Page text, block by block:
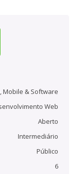
Mobile & Software
Web
Aberto
Intermediário
Público
6